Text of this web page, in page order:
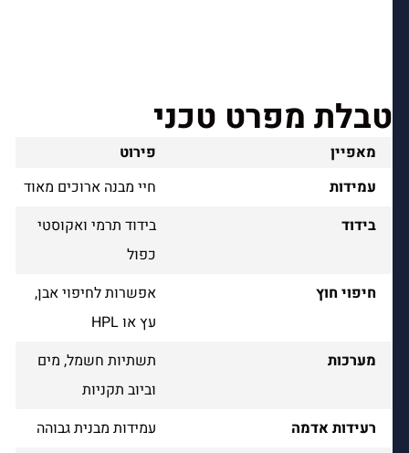
טבלת מפרט טכני
מאפיין
פירוט
עמידות
חיי מבנה ארוכים מאוד
בידוד
בידוד תרמי ואקוסטי
כפול
חיפוי חוץ
אפשרות לחיפוי אבן,
עץ או HPL
מערכות
תשתיות חשמל, מים
וביוב תקניות
רעידות אדמה
עמידות מבנית גבוהה